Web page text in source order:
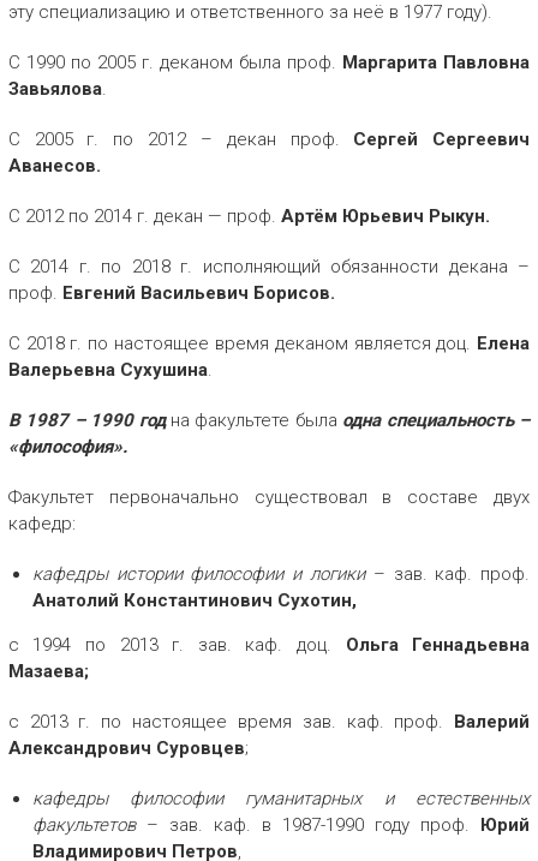
эту специализацию и ответственного за неё в 1977 году).
С 1990 по 2005 г. деканом была проф. Маргарита Павловна
Завьялова.
С 2005 г. по 2012 – декан проф. Сергей Сергеевич
Аванесов.
С 2012 по 2014 г. декан — проф. Артём Юрьевич Рыкун.
С 2014 г. по 2018 г. исполняющий обязанности декана –
проф. Евгений Васильевич Борисов.
С 2018 г. по настоящее время деканом является доц. Елена
Валерьевна Сухушина.
В 1987 – 1990 годна факультете была одна специальность –
«философия».
Факультет первоначально существовал в составе двух
кафедр:
кафедры истории философии и логики– зав. каф. проф.
Анатолий Константинович Сухотин,
с 1994 по 2013 г. зав. каф. доц. Ольга Геннадьевна
Мазаева;
с 2013 г. по настоящее время зав. каф. проф. Валерий
Александрович Суровцев;
кафедры философии гуманитарных и естественных
факультетов– зав. каф. в 1987-1990 году проф. Юрий
Владимирович Петров,